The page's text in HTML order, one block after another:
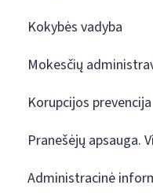
Kokybės vadyba
Mokesčių
Korupcijos prevencija
Pranešėjų apsauga.
Administracinė